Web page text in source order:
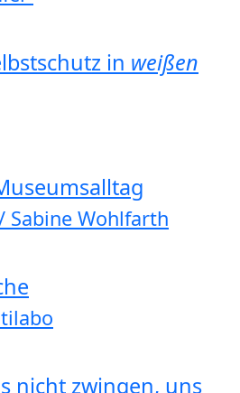
in weißen
Sabine Wohlfarth
nicht zwingen, uns